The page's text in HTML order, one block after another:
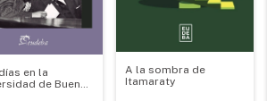
en la
de Buenos
A la sombra de
Itamaraty